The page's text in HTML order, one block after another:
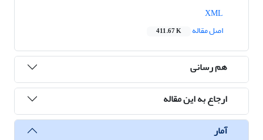
اصل مقاله
411.67 K
هم رسانی
ارجاع به این مقاله
آمار